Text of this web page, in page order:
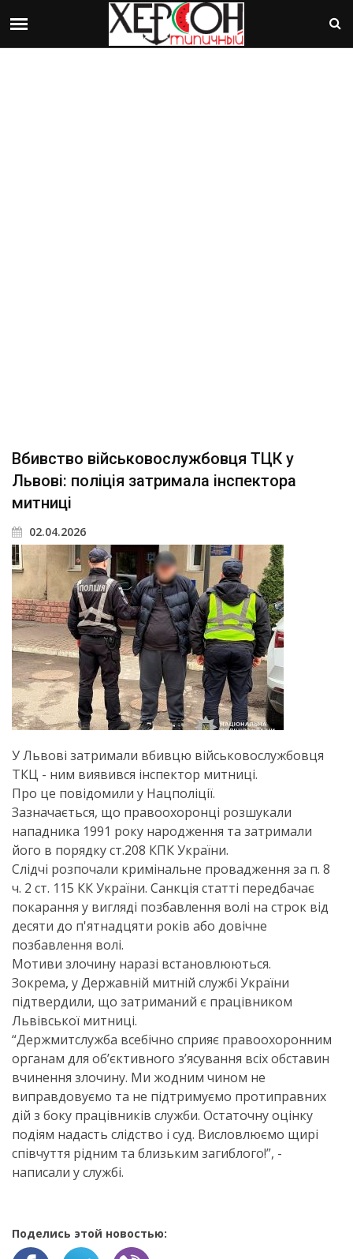
Вбивство військовослужбовця ТЦК у
Львові: поліція затримала інспектора
митниці
02.04.2026
У Львові затримали вбивцю військовослужбовця
ТКЦ - ним виявився інспектор митниці.
Про це повідомили у Нацполіції.
Зазначається, що правоохоронці розшукали
нападника 1991 року народження та затримали
його в порядку ст.208 КПК України.
Слідчі розпочали кримінальне провадження за п. 8
ч. 2 ст. 115 КК України. Санкція статті передбачає
покарання у вигляді позбавлення волі на строк від
десяти до п'ятнадцяти років або довічне
позбавлення волі.
Мотиви злочину наразі встановлюються.
Зокрема, у Державній митній службі України
підтвердили, що затриманий є працівником
Львівської митниці.
“Держмитслужба всебічно сприяє правоохоронним
органам для обʼєктивного зʼясування всіх обставин
вчинення злочину. Ми жодним чином не
виправдовуємо та не підтримуємо протиправних
дій з боку працівників служби. Остаточну оцінку
подіям надасть слідство і суд. Висловлюємо щирі
співчуття рідним та близьким загиблого!”, -
написали у службі.
Поделись этой новостью: